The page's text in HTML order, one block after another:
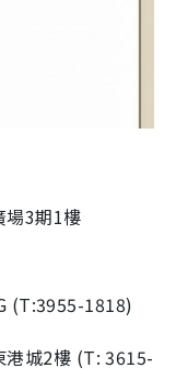
場3期1樓
(T:3955-1818)
港城2樓 (T: 3615-